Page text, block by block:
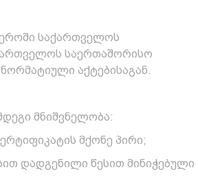
საქართველოს
საერთაშორისო
აქტებისაგან.
მნიშვნელობა:
მქონე პირი;
დადგენილი წესით მინიჭებული